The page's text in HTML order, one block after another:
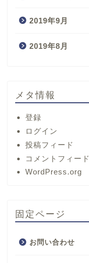
2019年9月
2019年8月
メタ情報
登録
ログイン
投稿フィード
コメントフィード
WordPress.org
固定ページ
お問い合わせ